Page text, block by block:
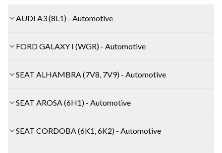
AUDI A3 (8L1) - Automotive
FORD GALAXY I (WGR) - Automotive
SEAT ALHAMBRA (7V8, 7V9) - Automotive
SEAT AROSA (6H1) - Automotive
SEAT CORDOBA (6K1, 6K2) - Automotive